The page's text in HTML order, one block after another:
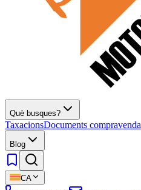
Què busques?
TaxacionsDocuments compravenda
Blog
CA